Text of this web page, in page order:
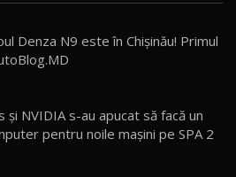
Dolphin Surf / Test Drive
6e / Test Drive AutoBlog.MD
Denza N9 este în Chișinău! Primul
şi NVIDIA s-au apucat să facă un
pentru noile maşini pe SPA 2